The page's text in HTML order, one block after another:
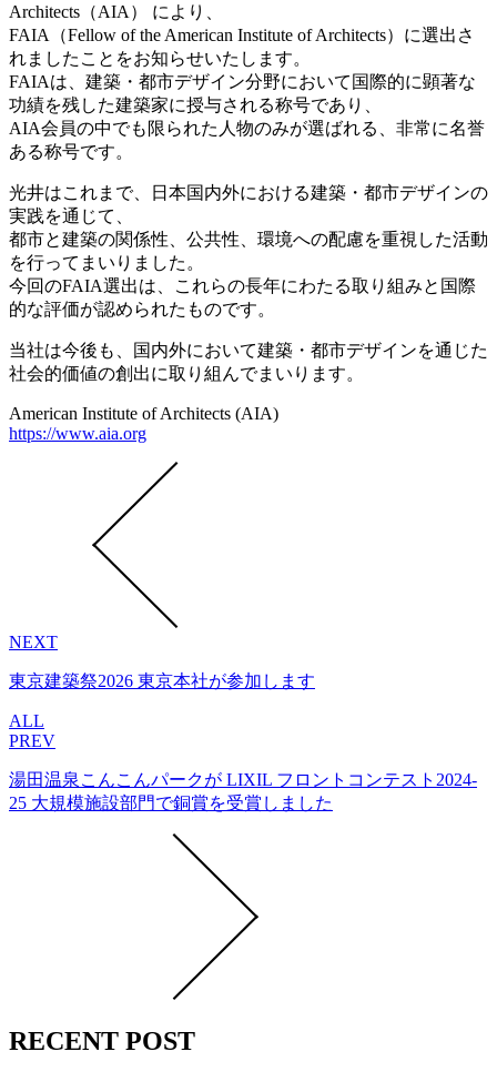
Architects（AIA） により、
FAIA（Fellow of the American Institute of Architects）に選出さ
れましたことをお知らせいたします。
FAIAは、建築・都市デザイン分野において国際的に顕著な
功績を残した建築家に授与される称号であり、
AIA会員の中でも限られた人物のみが選ばれる、非常に名誉
ある称号です。
光井はこれまで、日本国内外における建築・都市デザインの
実践を通じて、
都市と建築の関係性、公共性、環境への配慮を重視した活動
を行ってまいりました。
今回のFAIA選出は、これらの長年にわたる取り組みと国際
的な評価が認められたものです。
当社は今後も、国内外において建築・都市デザインを通じた
社会的価値の創出に取り組んでまいります。
American Institute of Architects (AIA)
https://www.aia.org
NEXT
東京建築祭2026 東京本社が参加します
ALL
PREV
湯田温泉こんこんパークが LIXIL フロントコンテスト2024-
25 大規模施設部門で銅賞を受賞しました
RECENT POST